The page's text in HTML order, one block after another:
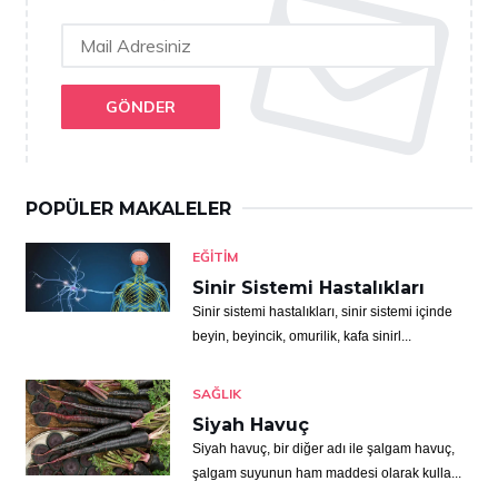
GÖNDER
POPÜLER MAKALELER
EĞITIM
Sinir Sistemi Hastalıkları
Sinir sistemi hastalıkları, sinir sistemi içinde
beyin, beyincik, omurilik, kafa sinirl...
SAĞLIK
Siyah Havuç
Siyah havuç, bir diğer adı ile şalgam havuç,
şalgam suyunun ham maddesi olarak kulla...